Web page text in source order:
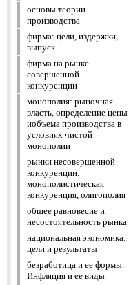
основы теории
производства
фирма: цели, издержки,
выпуск
фирма на рынке
совершенной
конкуренции
монополия: рыночная
власть, определение цены
иобъема производства в
условиях чистой
монополии
рынки несовершенной
конкуренции:
монополистическая
конкуренция, олигополия
общее равновесие и
несостоятельность рынка
национальная экономика:
цели и результаты
безработица и ее формы.
Инфляция и ее виды